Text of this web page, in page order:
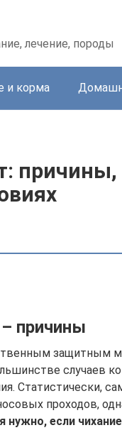
лечение, породы
и корма
причины,
причины
защитным
случаев
Статистически,
проходов,
нужно, если